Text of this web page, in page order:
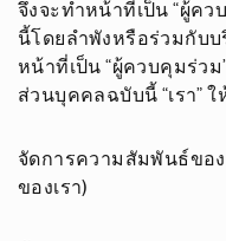
จึงจะทำหน้าที่เป็น “ผู้ค
นี้โดยลำพังหรือร่วมกับบ
หน้าที่เป็น “ผู้ควบคุมร่ว
ส่วนบุคคลฉบับนี้ “เรา” ใ
จัดการความสัมพันธ์ขอ
ของเรา)